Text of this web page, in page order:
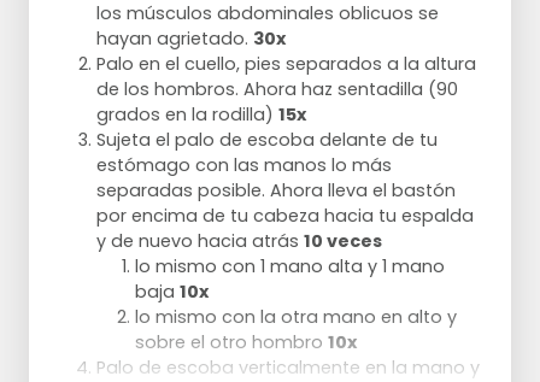
los músculos abdominales oblicuos se
hayan agrietado. 30x
Palo en el cuello, pies separados a la altura
de los hombros. Ahora haz sentadilla (90
grados en la rodilla) 15x
Sujeta el palo de escoba delante de tu
estómago con las manos lo más
separadas posible. Ahora lleva el bastón
por encima de tu cabeza hacia tu espalda
y de nuevo hacia atrás 10 veces
lo mismo con 1 mano alta y 1 mano
baja 10x
lo mismo con la otra mano en alto y
sobre el otro hombro 10x
Palo de escoba verticalmente en la mano y